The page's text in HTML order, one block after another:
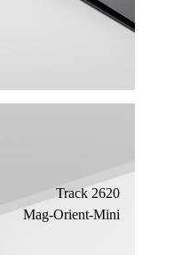
Track 2620
Mag-Orient-Mini